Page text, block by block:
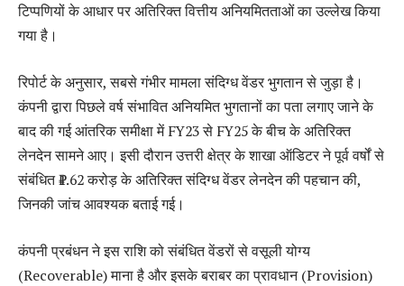
टिप्पणियों के आधार पर अतिरिक्त वित्तीय अनियमितताओं का उल्लेख किया
गया है।
रिपोर्ट के अनुसार, सबसे गंभीर मामला संदिग्ध वेंडर भुगतान से जुड़ा है।
कंपनी द्वारा पिछले वर्ष संभावित अनियमित भुगतानों का पता लगाए जाने के
बाद की गई आंतरिक समीक्षा में FY23 से FY25 के बीच के अतिरिक्त
लेनदेन सामने आए। इसी दौरान उत्तरी क्षेत्र के शाखा ऑडिटर ने पूर्व वर्षों से
संबंधित ₹1.62 करोड़ के अतिरिक्त संदिग्ध वेंडर लेनदेन की पहचान की,
जिनकी जांच आवश्यक बताई गई।
कंपनी प्रबंधन ने इस राशि को संबंधित वेंडरों से वसूली योग्य
(Recoverable) माना है और इसके बराबर का प्रावधान (Provision)